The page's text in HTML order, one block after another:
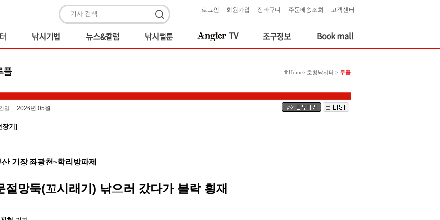
고객센터
주문배송조회
장바구니
회원가입
로그인
Home> 호황낚시터 > 루플
일 : 2026년 05월